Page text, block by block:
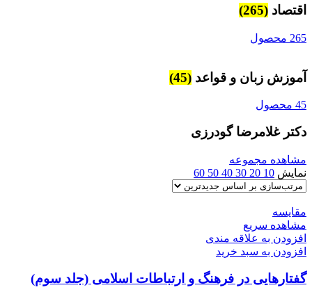
اقتصاد (265)
265 محصول
آموزش زبان و قواعد (45)
45 محصول
دکتر غلامرضا گودرزی
مشاهده مجموعه
نمایش 10
20
30
40
50
60
مقایسه
مشاهده سریع
افزودن به علاقه مندی
افزودن به سبد خرید
گفتارهایی در فرهنگ و ارتباطات اسلامی (جلد سوم)